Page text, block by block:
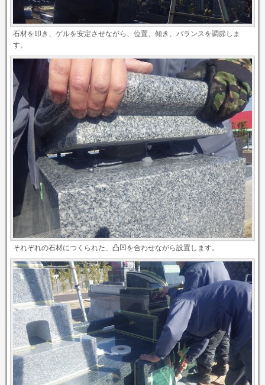
石材を叩き、ゲルを安定させながら、位置、傾き、バランスを調節しま
す。
それぞれの石材につくられた、凸凹を合わせながら設置します。